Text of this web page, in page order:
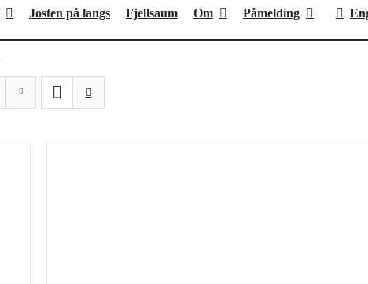
Josten på langs Fjellsaum Om Påmelding